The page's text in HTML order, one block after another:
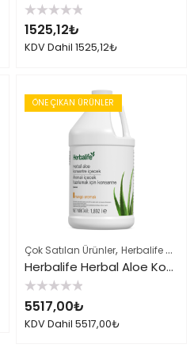
5
üzerinden
0
oy
1525,12₺
KDV Dahil 1525,12₺
,Herbalife Ürün Listesi
ÖNE ÇIKAN ÜRÜNLER
Çok Satılan Ürünler, Herbalife Çayları ve İçeçekler
Herbalife Herbal Aloe Konsantre İçecek Mango 1.9 Lt
5
üzerinden
0
oy
5517,00₺
KDV Dahil 5517,00₺